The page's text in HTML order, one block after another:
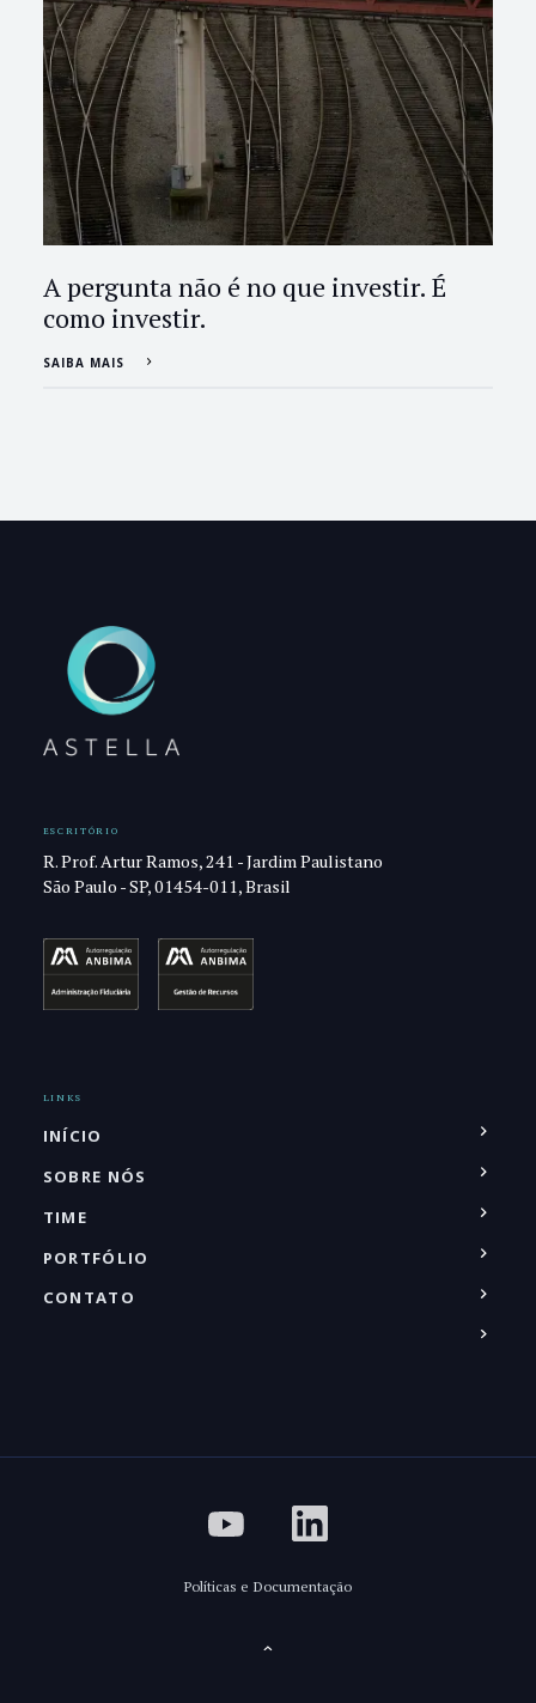
A pergunta não é no que investir. É
como investir.
SAIBA MAIS
ESCRITÓRIO
R. Prof. Artur Ramos, 241 - Jardim Paulistano
São Paulo - SP, 01454-011, Brasil
LINKS
INÍCIO
SOBRE NÓS
TIME
PORTFÓLIO
CONTATO
Políticas e Documentação